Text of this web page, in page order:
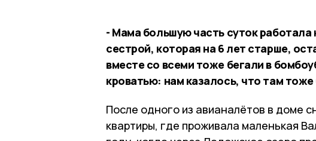
- Мама большую часть суток
сестрой, которая на 6 лет старше,
вместе со всеми тоже бегали в
кроватью: нам казалось, что там
После одного из авианалётов в доме
квартиры, где проживала маленькая